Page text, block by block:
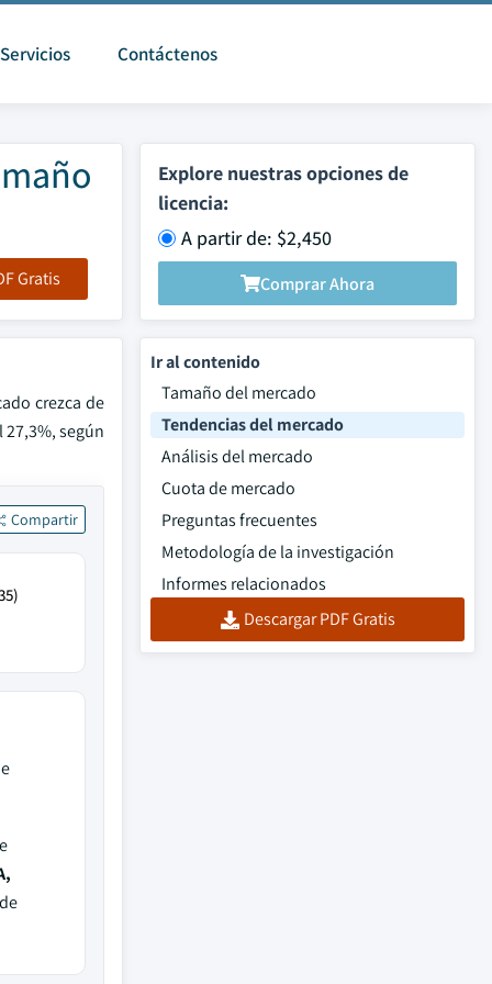
Contáctenos
Gratis
Explore nuestras opciones de
licencia:
A partir de: $2,450
Comprar Ahora
crezca de
según
Compartir
Ir al contenido
Tamaño del mercado
Tendencias del mercado
Análisis del mercado
Cuota de mercado
Preguntas frecuentes
Metodología de la investigación
Informes relacionados
Descargar PDF Gratis